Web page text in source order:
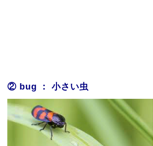
② bug ： 小さい虫